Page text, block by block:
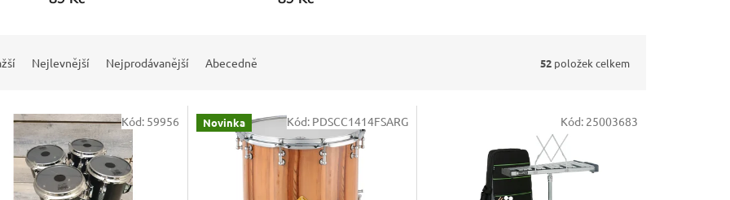
Nejlevnější Nejprodávanější Abecedně 52 položek celkem
Kód: 59956 Novinka Kód: PDSCC1414FSARG Kód: 25003683